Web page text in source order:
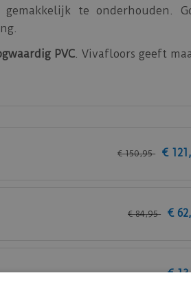
te onderhouden.
PVC. Vivafloors geeft
PVC vloeren.
€ 150,95 € 121
€ 84,95 € 62
€ 13